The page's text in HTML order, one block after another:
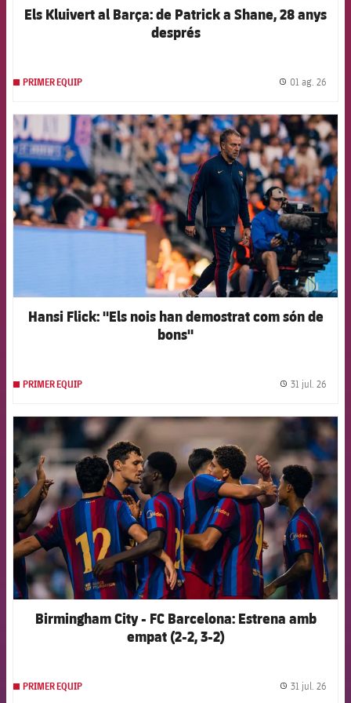
Els Kluivert al Barça: de Patrick a Shane, 28 anys
després
PRIMER EQUIP 01 ag. 26
FCB Barcelona badge
Hansi Flick: "Els nois han demostrat com són de
bons"
PRIMER EQUIP 31 jul. 26
FCB Barcelona badge
Birmingham City - FC Barcelona: Estrena amb
empat (2-2, 3-2)
PRIMER EQUIP 31 jul. 26